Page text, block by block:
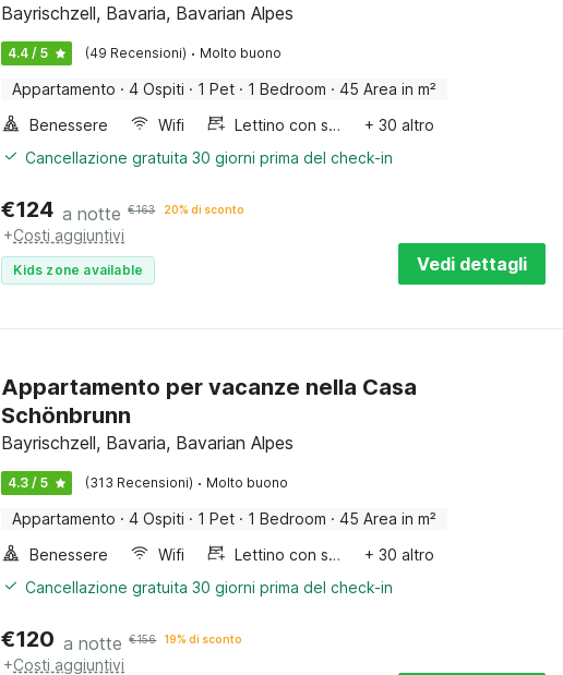
Bayrischzell, Bavaria, Bavarian Alpes
4.4 / 5 (49 Recensioni) · Molto buono
Appartamento · 4 Ospiti · 1 Pet · 1 Bedroom · 45 Area in m²
Benessere
Wifi Lettino con sponde
+ 30 altro
Cancellazione gratuita 30 giorni prima del check-in
€124 a notte €163 20% di sconto
+Costi aggiuntivi
Kids zone available Vedi dettagli
Appartamento per vacanze nella Casa
Schönbrunn
Bayrischzell, Bavaria, Bavarian Alpes
4.3 / 5 (313 Recensioni) · Molto buono
Appartamento · 4 Ospiti · 1 Pet · 1 Bedroom · 45 Area in m²
Benessere
Wifi Lettino con sponde
+ 30 altro
Cancellazione gratuita 30 giorni prima del check-in
€120 a notte €156 19% di sconto
+Costi aggiuntivi